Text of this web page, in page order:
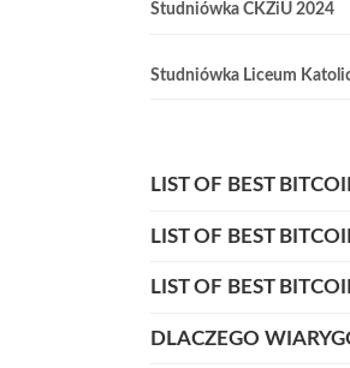
Studniówka CKZiU 2024
Studniówka Liceum
LIST OF BEST
LIST OF BEST
LIST OF BEST
DLACZEGO